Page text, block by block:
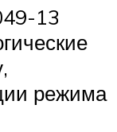
13
режима